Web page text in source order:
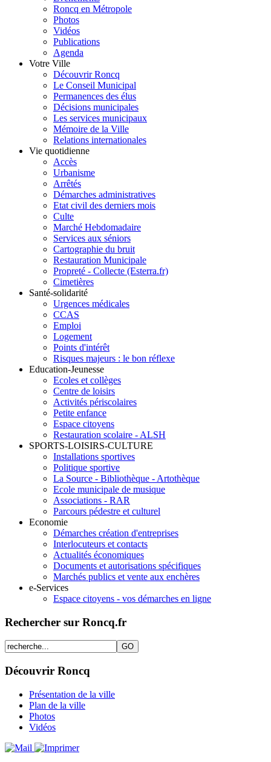
Roncq en Métropole
Photos
Vidéos
Publications
Agenda
Votre Ville
Découvrir Roncq
Le Conseil Municipal
Permanences des élus
Décisions municipales
Les services municipaux
Mémoire de la Ville
Relations internationales
Vie quotidienne
Accès
Urbanisme
Arrêtés
Démarches administratives
Etat civil des derniers mois
Culte
Marché Hebdomadaire
Services aux séniors
Cartographie du bruit
Restauration Municipale
Propreté - Collecte (Esterra.fr)
Cimetières
Santé-solidarité
Urgences médicales
CCAS
Emploi
Logement
Points d'intérêt
Risques majeurs : le bon réflexe
Education-Jeunesse
Ecoles et collèges
Centre de loisirs
Activités périscolaires
Petite enfance
Espace citoyens
Restauration scolaire - ALSH
SPORTS-LOISIRS-CULTURE
Installations sportives
Politique sportive
La Source - Bibliothèque - Artothèque
Ecole municipale de musique
Associations - RAR
Parcours pédestre et culturel
Economie
Démarches création d'entreprises
Interlocuteurs et contacts
Actualités économiques
Documents et autorisations spécifiques
Marchés publics et vente aux enchères
e-Services
Espace citoyens - vos démarches en ligne
Rechercher sur Roncq.fr
Découvrir Roncq
Présentation de la ville
Plan de la ville
Photos
Vidéos